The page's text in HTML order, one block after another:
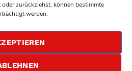
zurückziehst, können bestimmte
werden.
KREUZNACH
ALLGEMEINE GESCHÄFTSBEDINGUNGEN